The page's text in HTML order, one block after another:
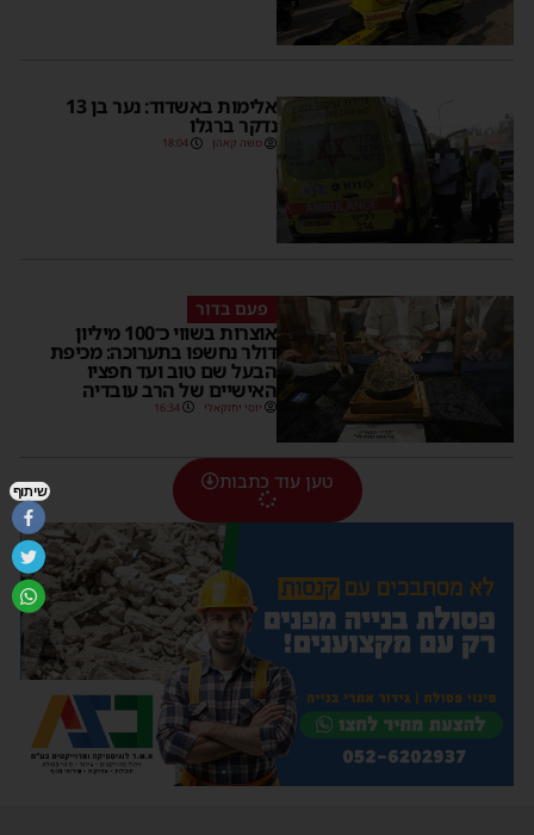
אלימות באשדוד: נער בן 13
נדקר ברגלו
משה קאהן 18:04
פעם בדור
אוצרות בשווי כ־100 מיליון
דולר נחשפו בתערוכה: מכיפת
הבעל שם טוב ועד חפציו
האישיים של הרב עובדיה
יוסי יחזקאלי 16:34
טען עוד כתבות שיתוף